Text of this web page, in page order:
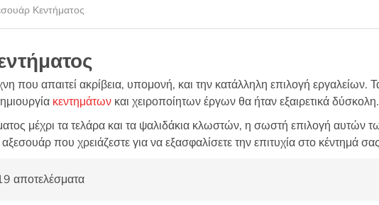
c
t
:
Κεντήματος
που απαιτεί ακρίβεια, υπομονή, και την κατάλληλη επιλογή εργαλείων.
κεντημάτων και χειροποίητων έργων θα ήταν εξαιρετικά δύσκολη.
μέχρι τα τελάρα και τα ψαλιδάκια κλωστών, η σωστή επιλογή αυτών
που χρειάζεστε για να εξασφαλίσετε την επιτυχία στο κέντημά
αποτελέσματα